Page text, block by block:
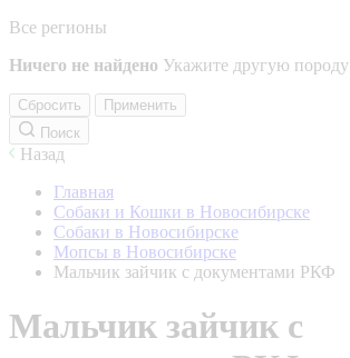
Все регионы
Ничего не найдено Укажите другую породу
Сбросить
Применить
Поиск
Назад
Главная
Собаки и Кошки в Новосибирске
Собаки в Новосибирске
Мопсы в Новосибирске
Мальчик зайчик с документами РКФ
Мальчик зайчик с